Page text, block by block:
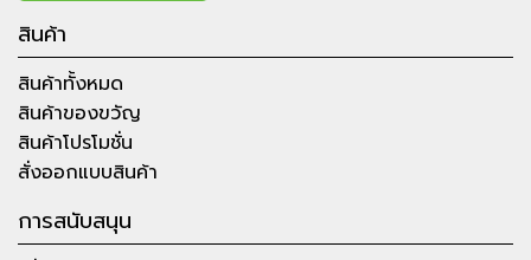
สินค้า
สินค้าทั้งหมด
สินค้าของขวัญ
สินค้าโปรโมชั่น
สั่งออกแบบสินค้า
การสนับสนุน